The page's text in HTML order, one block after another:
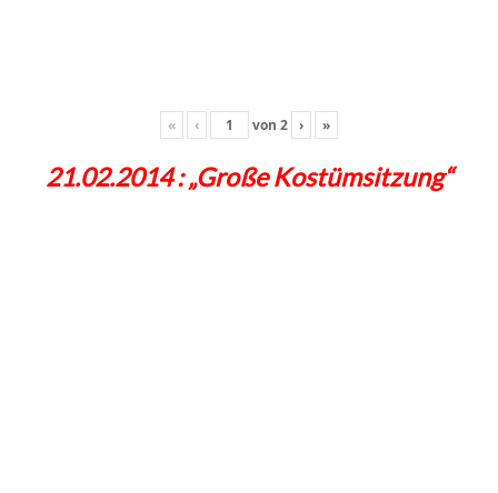
« ‹ von 2 › »
21.02.2014 : „Große Kostümsitzung“